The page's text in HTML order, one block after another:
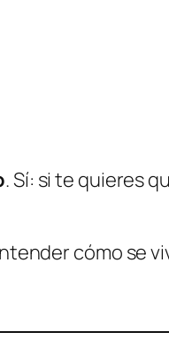
. Sí: si te quieres
cómo se